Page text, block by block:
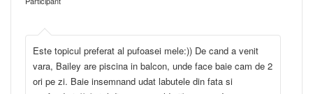
Este topicul preferat al pufoasei mele:)) De cand a venit
vara, Bailey are piscina in balcon, unde face baie cam de 2
ori pe zi. Baie insemnand udat labutele din fata si